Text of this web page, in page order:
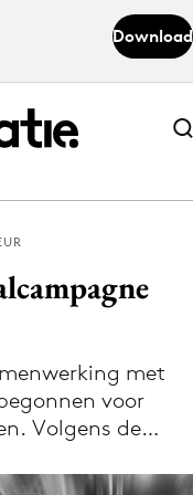
Download
Abonneer nu
Abonneer nu
de Adformatie
met
voor
Volgens de…